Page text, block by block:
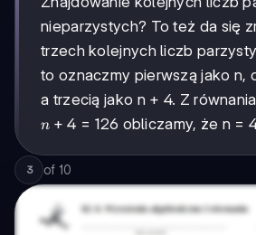
nieparzystych? To też da się
trzech kolejnych liczb
to oznaczmy pierwszą jako n,
a trzecią jako n + 4. Z
n
4
n + 4 = 126 obliczamy, że n =
3 of 10